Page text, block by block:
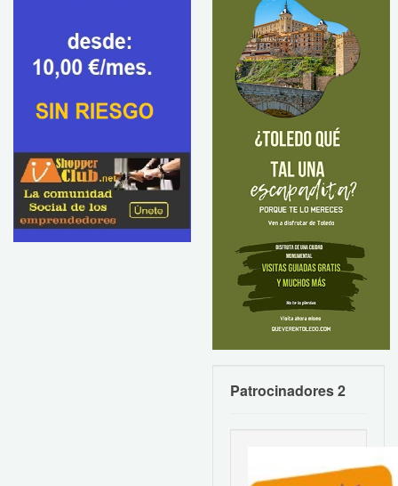
Patrocinadores 2